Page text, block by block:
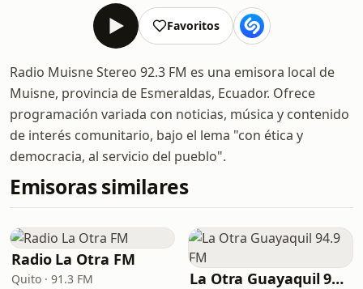
Favoritos
Radio Muisne Stereo 92.3 FM es una emisora local de
Muisne, provincia de Esmeraldas, Ecuador. Ofrece
programación variada con noticias, música y contenido
de interés comunitario, bajo el lema "con ética y
democracia, al servicio del pueblo".
Emisoras similares
Radio La Otra FM
Quito · 91.3 FM La Otra Guayaquil 94.9 FM